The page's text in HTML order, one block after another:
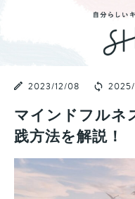
2023/12/08 2025/
マインドフルネ
践方法を解説！